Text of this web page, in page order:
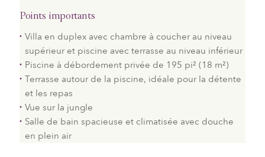
Points importants
Villa en duplex avec chambre à coucher au niveau
supérieur et piscine avec terrasse au niveau inférieur
Piscine à débordement privée de 195 pi² (18 m²)
Terrasse autour de la piscine, idéale pour la détente
et les repas
Vue sur la jungle
Salle de bain spacieuse et climatisée avec douche
en plein air